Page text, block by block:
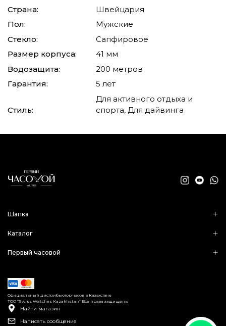
Страна:
Швейцария
Пол:
Мужские
Стекло:
Сапфировое
Размер корпуса:
41 мм
Водозащита:
200 метров
Гарантия:
5 лет
Стиль:
Для активного отдыха и
спорта, Для дайвинга
Шапка
Каталог
Первый часовой
Найти магазин
Написать сообщение
ТОО “Swiss Watches Kazakhstan” Все права защищены
Официальный дистрибьютор часов в Казахстане